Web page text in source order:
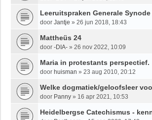
Leeruitspraken Generale Synode
door Jantje » 26 jun 2018, 18:43
Mattheüs 24
door -DIA- » 26 nov 2022, 10:09
Maria in protestants perspectief.
door huisman » 23 aug 2010, 20:12
Welke dogmatiek/geloofsleer
door Panny » 16 apr 2021, 10:53
Heidelbergse Catechismus -